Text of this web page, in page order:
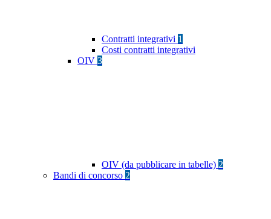
Contratti integrativi 1
Costi contratti integrativi
OIV 3
OIV (da pubblicare in tabelle) 2
Bandi di concorso 2